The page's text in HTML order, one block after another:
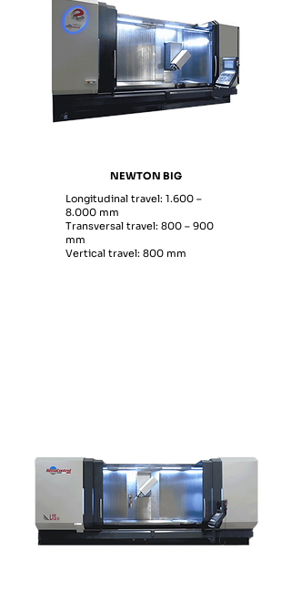
NEWTON BIG
​Longitudinal travel: 1.600 –
8.000 mm
Transversal travel: 800 – 900
mm
Vertical travel: 800 mm